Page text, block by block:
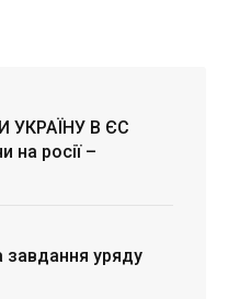
УКРАЇНУ В ЄС
на росії –
завдання уряду